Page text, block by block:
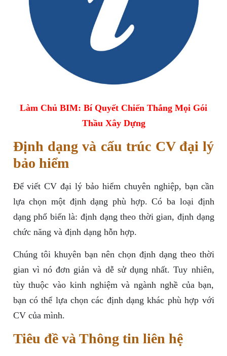
Làm Chủ BIM: Bí Quyết Chiến Thắng Mọi Gói
Thầu Xây Dựng
Định dạng và cấu trúc CV đại lý
bảo hiểm
Để viết CV đại lý bảo hiểm chuyên nghiệp, bạn cần
lựa chọn một định dạng phù hợp. Có ba loại định
dạng phổ biến là: định dạng theo thời gian, định dạng
chức năng và định dạng hỗn hợp.
Chúng tôi khuyên bạn nên chọn định dạng theo thời
gian vì nó đơn giản và dễ sử dụng nhất. Tuy nhiên,
tùy thuộc vào kinh nghiệm và ngành nghề của bạn,
bạn có thể lựa chọn các định dạng khác phù hợp với
CV của mình.
Tiêu đề và Thông tin liên hệ